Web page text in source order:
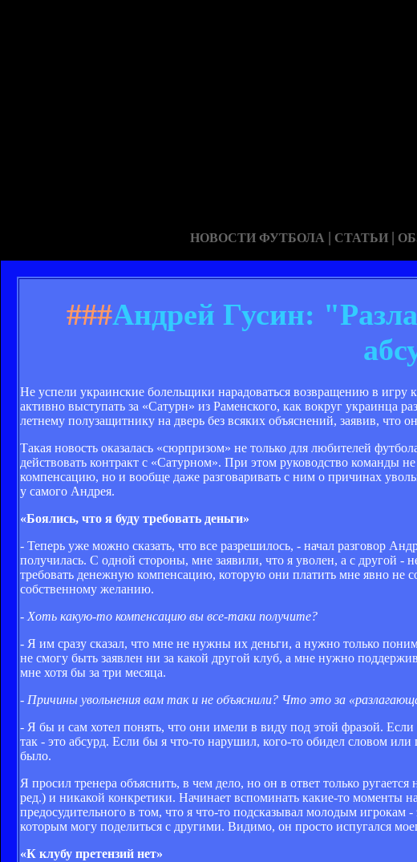
НОВОСТИ ФУТБОЛА | СТАТЬИ |
###Андрей Гусин:
Не успели украинские болельщики нарадоваться возвращению в игру
активно выступать за «Сатурн» из Раменского, как вокруг украинца
летнему полузащитнику на дверь без всяких объяснений, заявив, что
Такая новость оказалась «сюрпризом» не только для любителей
действовать контракт с «Сатурном». При этом руководство команды
компенсацию, но и вообще даже разговаривать с ним о причинах
у самого Андрея.
«Боялись, что я буду требовать деньги»
- Теперь уже можно сказать, что все разрешилось, - начал разговор
получилась. С одной стороны, мне заявили, что я уволен, а с другой
требовать денежную компенсацию, которую они платить мне явно не
собственному желанию.
- Хоть какую-то компенсацию вы все-таки получите?
- Я им сразу сказал, что мне не нужны их деньги, а нужно только
не смогу быть заявлен ни за какой другой клуб, а мне нужно
мне хотя бы за три месяца.
- Причины увольнения вам так и не объяснили? Что это за
- Я бы и сам хотел понять, что они имели в виду под этой фразой.
так - это абсурд. Если бы я что-то нарушил, кого-то обидел словом
было.
Я просил тренера объяснить, в чем дело, но он в ответ только
ред.) и никакой конкретики. Начинает вспоминать какие-то моменты
предосудительного в том, что я что-то подсказывал молодым
которым могу поделиться с другими. Видимо, он просто испугался
«К клубу претензий нет»